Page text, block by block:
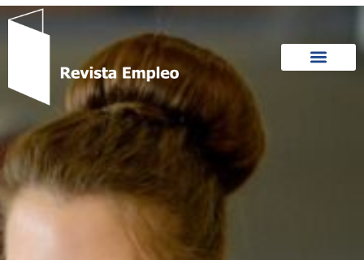
Ir